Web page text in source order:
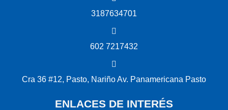
3187634701
602 7217432
Cra 36 #12, Pasto, Nariño Av. Panamericana Pasto
ENLACES DE INTERÉS